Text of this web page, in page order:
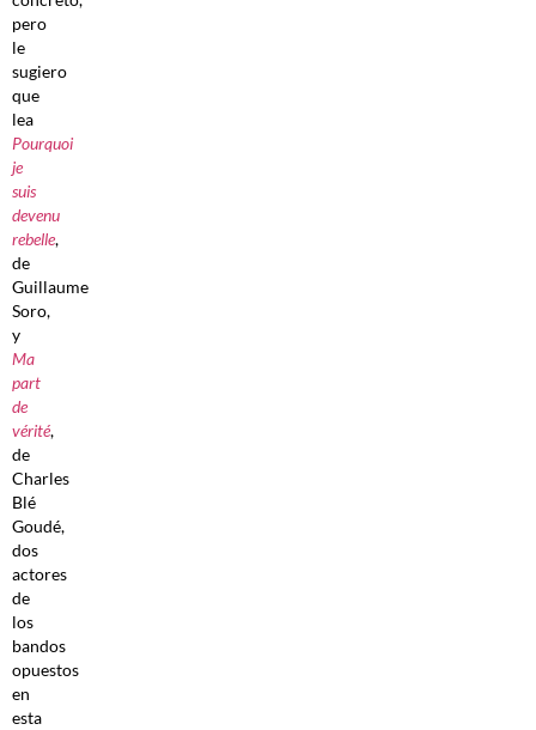
pero
le
sugiero
que
lea
Pourquoi
je
suis
devenu
rebelle,
de
Guillaume
Soro,
y
Ma
part
de
vérité,
de
Charles
Blé
Goudé,
dos
actores
de
los
bandos
opuestos
en
esta